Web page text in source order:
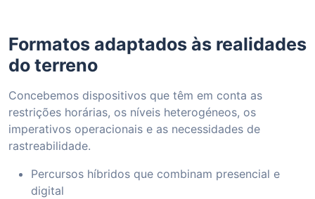
Formatos adaptados às realidades
do terreno
Concebemos dispositivos que têm em conta as
restrições horárias, os níveis heterogéneos, os
imperativos operacionais e as necessidades de
rastreabilidade.
Percursos híbridos que combinam presencial e
digital